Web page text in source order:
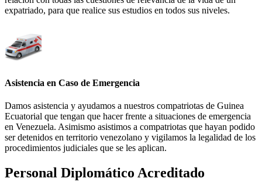
expatriado, para que realice sus estudios en todos sus niveles.
Asistencia en Caso de Emergencia
Damos asistencia y ayudamos a nuestros compatriotas de Guinea
Ecuatorial que tengan que hacer frente a situaciones de emergencia
en Venezuela. Asimismo asistimos a compatriotas que hayan podido
ser detenidos en territorio venezolano y vigilamos la legalidad de los
procedimientos judiciales que se les aplican.
Personal Diplomático Acreditado